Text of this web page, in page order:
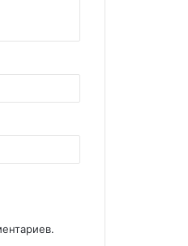
.